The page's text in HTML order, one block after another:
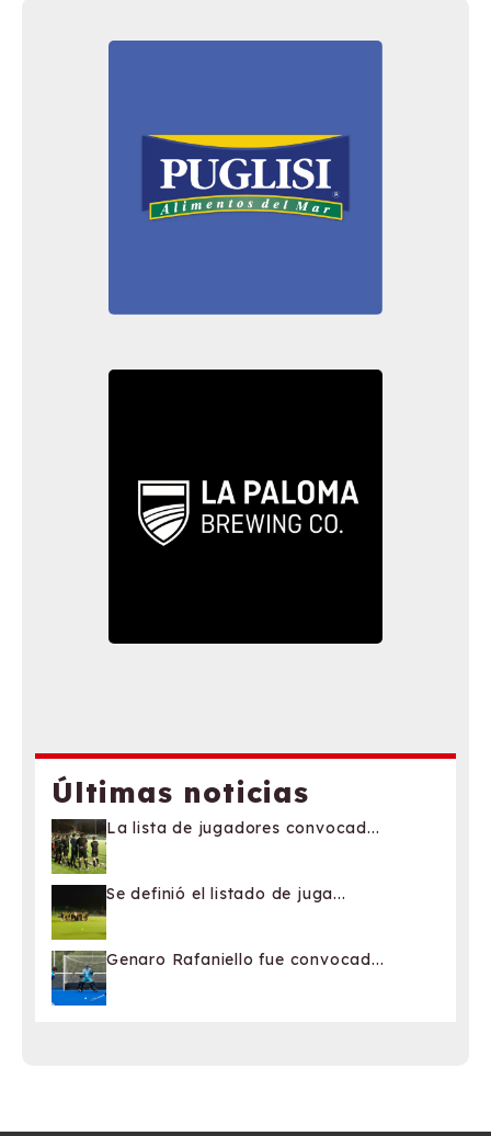
Últimas noticias
La lista de jugadores convocad...
Se definió el listado de juga...
Genaro Rafaniello fue convocad...